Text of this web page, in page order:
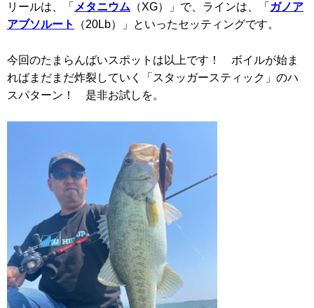
リールは、「 メタニウム （XG）」で、ラインは、「 ガノア
アブソルート
（20Lb）」といったセッティングです。
今回のたまらんばいスポットは以上です！ ボイルが始ま
ればまだまだ炸裂していく「スタッガースティック」のハ
スパターン！ 是非お試しを。